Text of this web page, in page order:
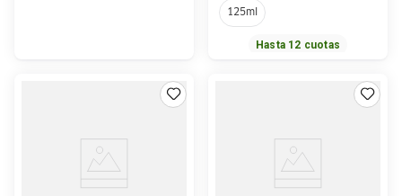
125ml
Hasta 12 cuotas